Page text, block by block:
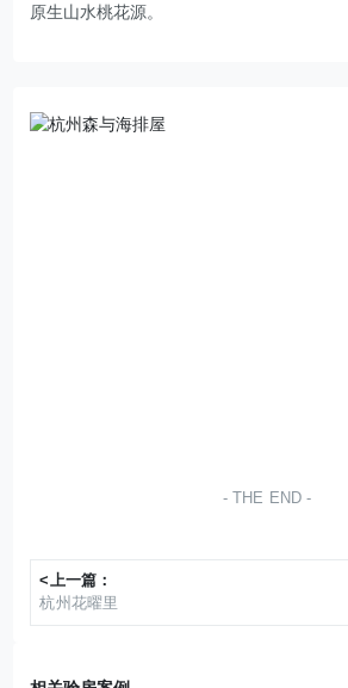
原生山水桃花源。
THE END
<上一篇：
杭州花曜里